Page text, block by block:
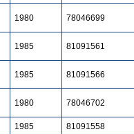
1980 78046699
1985 81091561
1985 81091566
1980 78046702
1985 81091558